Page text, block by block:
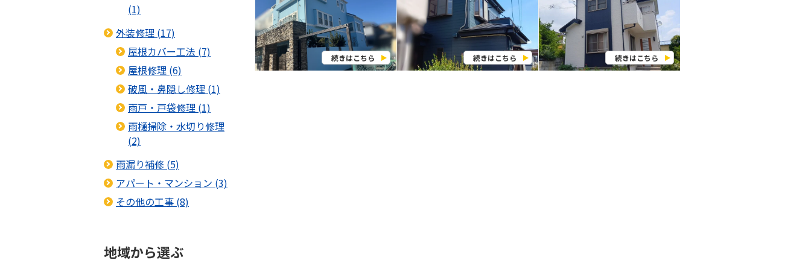
続きはこちら 続きはこちら 続きはこちら
(1)
外装修理 (17)
屋根カバー工法 (7)
屋根修理 (6)
破風・鼻隠し修理 (1)
雨戸・戸袋修理 (1)
雨樋掃除・水切り修理
(2)
雨漏り補修 (5)
アパート・マンション (3)
その他の工事 (8)
地域から選ぶ